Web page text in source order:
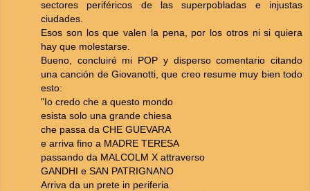
sectores periféricos de las superpobladas e injustas
ciudades.
Esos son los que valen la pena, por los otros ni si quiera
hay que molestarse.
Bueno, concluiré mi POP y disperso comentario citando
una canción de Giovanotti, que creo resume muy bien todo
esto:
"Io credo che a questo mondo
esista solo una grande chiesa
che passa da CHE GUEVARA
e arriva fino a MADRE TERESA
passando da MALCOLM X attraverso
GANDHI e SAN PATRIGNANO
Arriva da un prete in periferia